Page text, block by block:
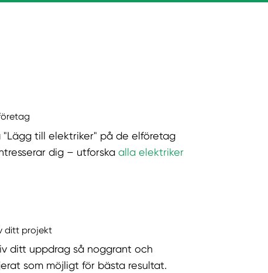
"Lägg till elektriker" på de elföretag
dig – utforska alla elektriker
ditt projekt
ditt uppdrag så noggrant och
som möjligt för bästa resultat.